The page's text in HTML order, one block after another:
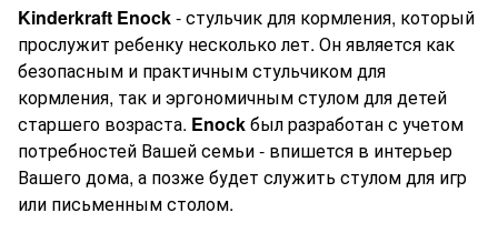
Kinderkraft Enock-стульчик для кормления, который
прослужит ребенку несколько лет. Он является как
безопасным и практичным стульчиком для
кормления, так и эргономичным стулом для детей
старшего возраста. Enockбыл разработан с учетом
потребностей Вашей семьи - впишется в интерьер
Вашего дома, а позже будет служить стулом для игр
или письменным столом.